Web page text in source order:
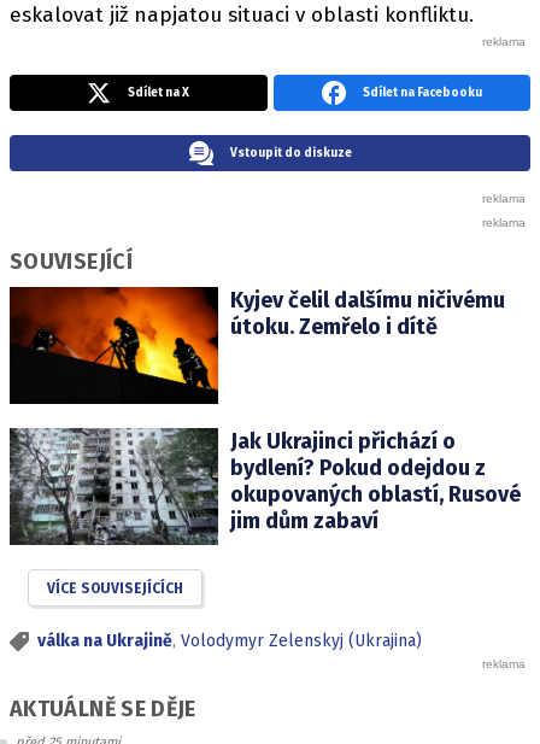
eskalovat již napjatou situaci v oblasti konfliktu.
Sdílet na X Sdílet na Facebooku
Vstoupit do diskuze
SOUVISEJÍCÍ
Kyjev čelil dalšímu ničivému
útoku. Zemřelo i dítě
Jak Ukrajinci přichází o
bydlení? Pokud odejdou z
okupovaných oblastí, Rusové
jim dům zabaví
VÍCE SOUVISEJÍCÍCH
válka na Ukrajině, Volodymyr Zelenskyj (Ukrajina)
AKTUÁLNĚ SE DĚJE